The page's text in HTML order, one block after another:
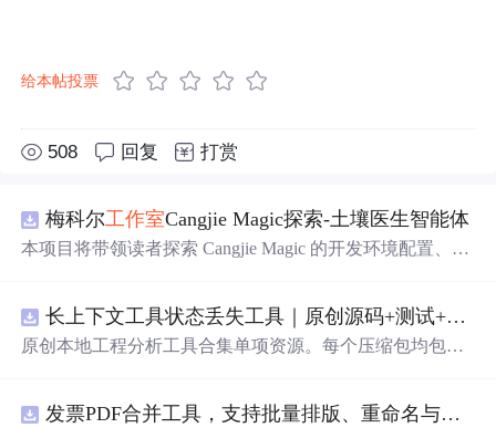
给本帖投票
508 回复 打赏
梅科尔工作室Cangjie Magic探索-土壤医生智能体
本项目将带领读者探索 Cangjie Magic 的开发环境配置、智
长上下文工具状态丢失工具｜原创源码+测试+离线报告
原创本地工程分析工具合集单项资源。每个压缩包均包含
行效果图、README、运行说明、功能清单、MIT License
发票PDF合并工具，支持批量排版、重命名与查重（源码附安装部署教程）